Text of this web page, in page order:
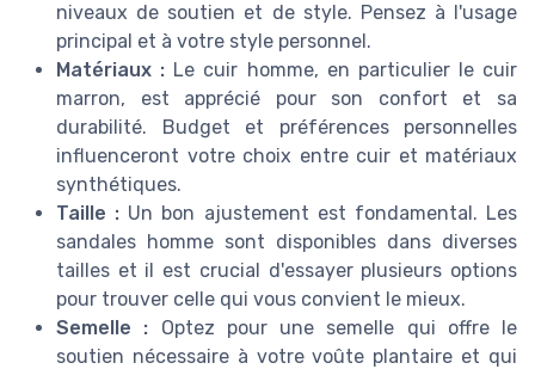
niveaux de soutien et de style. Pensez à l'usage
principal et à votre style personnel.
Matériaux : Le cuir homme, en particulier le cuir
marron, est apprécié pour son confort et sa
durabilité. Budget et préférences personnelles
influenceront votre choix entre cuir et matériaux
synthétiques.
Taille : Un bon ajustement est fondamental. Les
sandales homme sont disponibles dans diverses
tailles et il est crucial d'essayer plusieurs options
pour trouver celle qui vous convient le mieux.
Semelle : Optez pour une semelle qui offre le
soutien nécessaire à votre voûte plantaire et qui